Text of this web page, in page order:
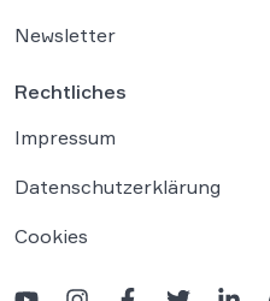
Newsletter
Rechtliches
Impressum
Datenschutzerklärung
Cookies